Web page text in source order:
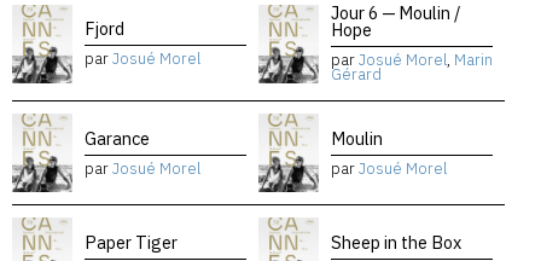
Fjord
parJosué Morel
Jour 6 — Moulin /
Hope
parJosué Morel, Marin
Gérard
Garance
parJosué Morel
Moulin
parJosué Morel
Paper Tiger Sheep in the Box